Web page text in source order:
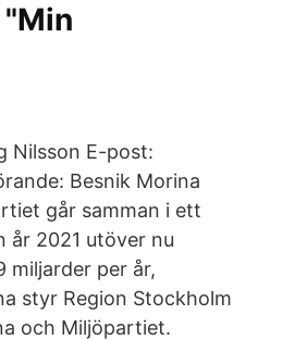
Nilsson E-post:
Besnik Morina
går samman i ett
2021 utöver nu
miljarder per år,
styr Region Stockholm
och Miljöpartiet.